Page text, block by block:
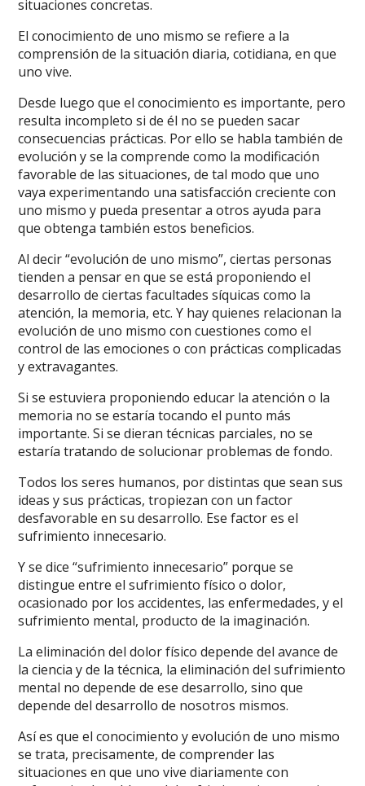
situaciones concretas.
El conocimiento de uno mismo se refiere a la
comprensión de la situación diaria, cotidiana, en que
uno vive.
Desde luego que el conocimiento es importante, pero
resulta incompleto si de él no se pueden sacar
consecuencias prácticas. Por ello se habla también de
evolución y se la comprende como la modificación
favorable de las situaciones, de tal modo que uno
vaya experimentando una satisfacción creciente con
uno mismo y pueda presentar a otros ayuda para
que obtenga también estos beneficios.
Al decir “evolución de uno mismo”, ciertas personas
tienden a pensar en que se está proponiendo el
desarrollo de ciertas facultades síquicas como la
atención, la memoria, etc. Y hay quienes relacionan la
evolución de uno mismo con cuestiones como el
control de las emociones o con prácticas complicadas
y extravagantes.
Si se estuviera proponiendo educar la atención o la
memoria no se estaría tocando el punto más
importante. Si se dieran técnicas parciales, no se
estaría tratando de solucionar problemas de fondo.
Todos los seres humanos, por distintas que sean sus
ideas y sus prácticas, tropiezan con un factor
desfavorable en su desarrollo. Ese factor es el
sufrimiento innecesario.
Y se dice “sufrimiento innecesario” porque se
distingue entre el sufrimiento físico o dolor,
ocasionado por los accidentes, las enfermedades, y el
sufrimiento mental, producto de la imaginación.
La eliminación del dolor físico depende del avance de
la ciencia y de la técnica, la eliminación del sufrimiento
mental no depende de ese desarrollo, sino que
depende del desarrollo de nosotros mismos.
Así es que el conocimiento y evolución de uno mismo
se trata, precisamente, de comprender las
situaciones en que uno vive diariamente con